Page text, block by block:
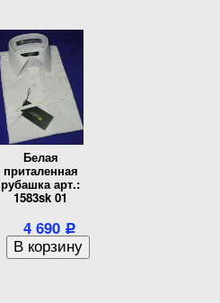
Белая
приталенная
рубашка арт.:
1583sk 01
4 690 Р